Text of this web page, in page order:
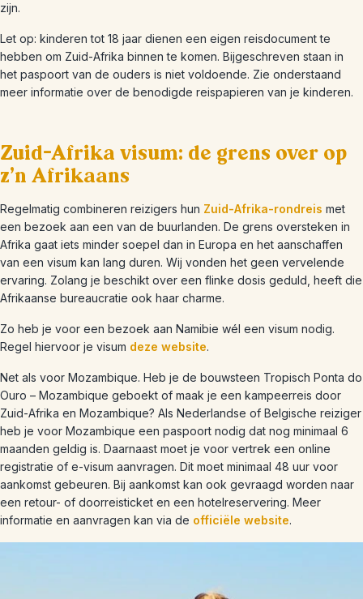
zijn.
Let op: kinderen tot 18 jaar dienen een eigen reisdocument te
hebben om Zuid-Afrika binnen te komen. Bijgeschreven staan in
het paspoort van de ouders is niet voldoende. Zie onderstaand
meer informatie over de benodigde reispapieren van je kinderen.
Zuid-Afrika visum: de grens over op
z’n Afrikaans
Regelmatig combineren reizigers hun Zuid-Afrika-rondreis met
een bezoek aan een van de buurlanden. De grens oversteken in
Afrika gaat iets minder soepel dan in Europa en het aanschaffen
van een visum kan lang duren. Wij vonden het geen vervelende
ervaring. Zolang je beschikt over een flinke dosis geduld, heeft die
Afrikaanse bureaucratie ook haar charme.
Zo heb je voor een bezoek aan Namibie wél een visum nodig.
Regel hiervoor je visum deze website.
Net als voor Mozambique. Heb je de bouwsteen Tropisch Ponta do
Ouro – Mozambique geboekt of maak je een kampeerreis door
Zuid-Afrika en Mozambique? Als Nederlandse of Belgische reiziger
heb je voor Mozambique een paspoort nodig dat nog minimaal 6
maanden geldig is. Daarnaast moet je voor vertrek een online
registratie of e-visum aanvragen. Dit moet minimaal 48 uur voor
aankomst gebeuren. Bij aankomst kan ook gevraagd worden naar
een retour- of doorreisticket en een hotelreservering. Meer
informatie en aanvragen kan via de officiële website.